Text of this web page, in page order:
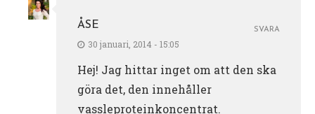
ÅSE
30 januari, 2014 - 15:05
Hej! Jag hittar inget om att den ska
göra det, den innehåller
vassleproteinkoncentrat.
SVARA